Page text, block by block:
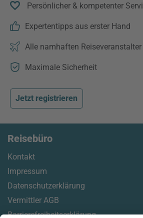
Persönlicher & kompetenter
Expertentipps aus erster Hand
Alle namhaften Reiseveranstalter
Maximale Sicherheit
Jetzt registrieren
Reisebüro
Kontakt
Impressum
Datenschutzerklärung
Vermittler AGB
Barrierefreiheitserklärung